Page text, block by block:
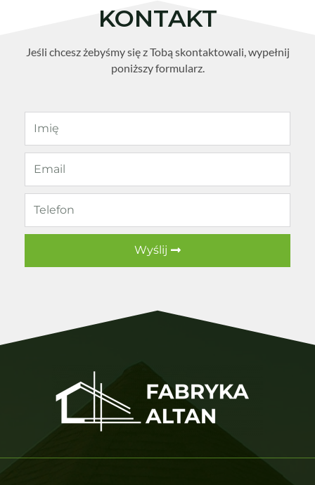
KONTAKT
Jeśli chcesz żebyśmy się z Tobą skontaktowali, wypełnij
poniższy formularz.
Wyślij